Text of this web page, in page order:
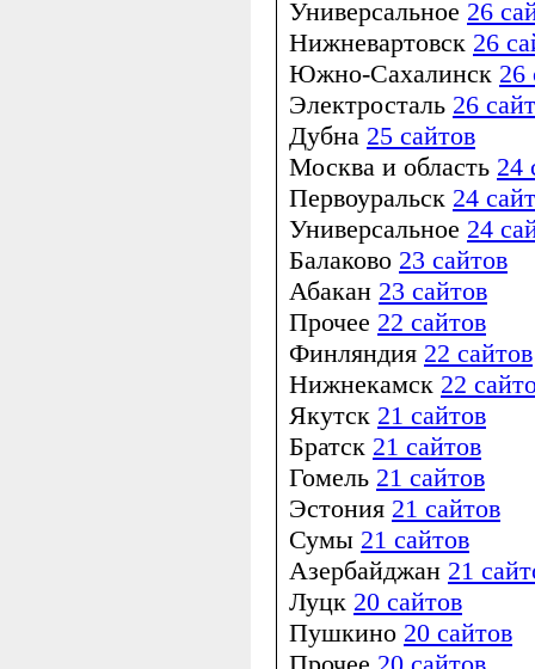
Универсальное 26
Нижневартовск 26
Южно-Сахалинск 26
Электросталь 26
Дубна 25 сайтов
Москва и область 24
Первоуральск 24
Универсальное 24
Балаково 23 сайтов
Абакан 23 сайтов
Прочее 22 сайтов
Финляндия 22 сайтов
Нижнекамск 22
Якутск 21 сайтов
Братск 21 сайтов
Гомель 21 сайтов
Эстония 21 сайтов
Сумы 21 сайтов
Азербайджан 21
Луцк 20 сайтов
Пушкино 20 сайтов